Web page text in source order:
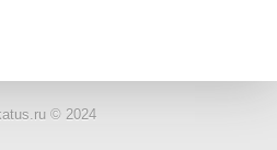
© 2024